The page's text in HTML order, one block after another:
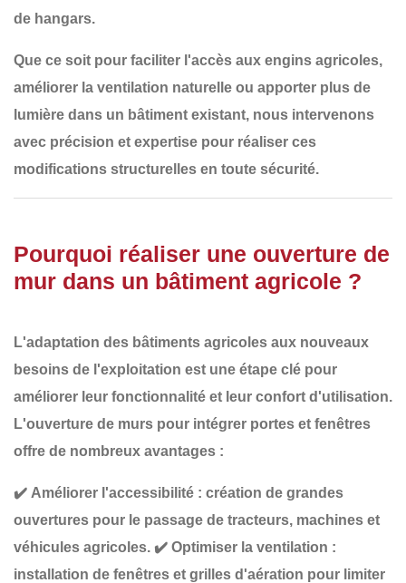
de hangars.
Que ce soit pour faciliter l'accès aux engins agricoles,
améliorer la ventilation naturelle ou apporter plus de
lumière dans un bâtiment existant, nous intervenons
avec précision et expertise pour réaliser ces
modifications structurelles en toute sécurité.
Pourquoi réaliser une ouverture de
mur dans un bâtiment agricole ?
L'adaptation des bâtiments agricoles aux nouveaux
besoins de l'exploitation est une étape clé pour
améliorer leur fonctionnalité et leur confort d'utilisation.
L'ouverture de murs pour intégrer portes et fenêtres
offre de nombreux avantages :
✔️ Améliorer l'accessibilité : création de grandes
ouvertures pour le passage de tracteurs, machines et
véhicules agricoles. ✔️ Optimiser la ventilation :
installation de fenêtres et grilles d'aération pour limiter